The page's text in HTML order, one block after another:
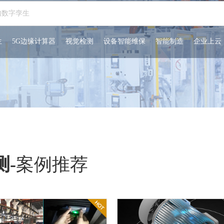
5G边缘计算器 视觉检测 设备智能维保 智能制造 企业上云
-案例推荐